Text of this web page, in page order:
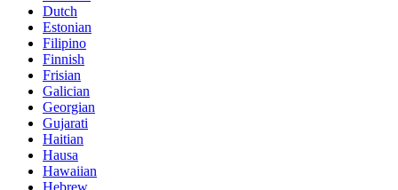
Dutch
Estonian
Filipino
Finnish
Frisian
Galician
Georgian
Gujarati
Haitian
Hausa
Hawaiian
Hebrew